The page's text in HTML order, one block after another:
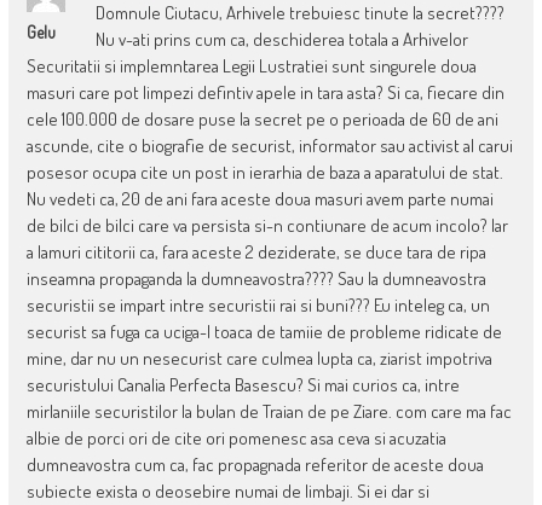
Gelu
Domnule Ciutacu, Arhivele trebuiesc tinute la secret????
Nu v-ati prins cum ca, deschiderea totala a Arhivelor
Securitatii si implemntarea Legii Lustratiei sunt singurele doua
masuri care pot limpezi defintiv apele in tara asta? Si ca, fiecare din
cele 100.000 de dosare puse la secret pe o perioada de 60 de ani
ascunde, cite o biografie de securist, informator sau activist al carui
posesor ocupa cite un post in ierarhia de baza a aparatului de stat.
Nu vedeti ca, 20 de ani fara aceste doua masuri avem parte numai
de bilci de bilci care va persista si-n contiunare de acum incolo? Iar
a lamuri cititorii ca, fara aceste 2 deziderate, se duce tara de ripa
inseamna propaganda la dumneavostra???? Sau la dumneavostra
securistii se impart intre securistii rai si buni??? Eu inteleg ca, un
securist sa fuga ca uciga-l toaca de tamiie de probleme ridicate de
mine, dar nu un nesecurist care culmea lupta ca, ziarist impotriva
securistului Canalia Perfecta Basescu? Si mai curios ca, intre
mirlaniile securistilor la bulan de Traian de pe Ziare. com care ma fac
albie de porci ori de cite ori pomenesc asa ceva si acuzatia
dumneavostra cum ca, fac propagnada referitor de aceste doua
subiecte exista o deosebire numai de limbaji. Si ei dar si